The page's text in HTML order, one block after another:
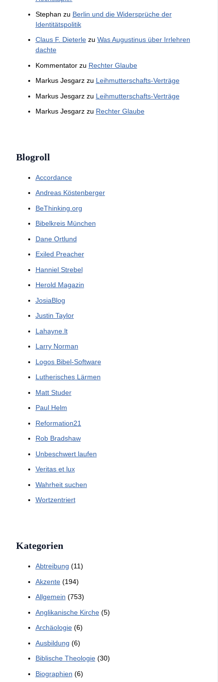
Stephan zu Berlin und die Widersprüche der
Identitätspolitik
Claus F. Dieterlezu Was Augustinus über Irrlehren
dachte
Kommentatorzu Rechter Glaube
Markus Jesgarzzu Leihmutterschafts-Verträge
Markus Jesgarzzu Leihmutterschafts-Verträge
Markus Jesgarzzu Rechter Glaube
Blogroll
Accordance
Andreas Köstenberger
BeThinking.org
Bibelkreis München
Dane Ortlund
Exiled Preacher
Hanniel Strebel
Herold Magazin
JosiaBlog
Justin Taylor
Lahayne.lt
Larry Norman
Logos Bibel-Software
Lutherisches Lärmen
Matt Studer
Paul Helm
Reformation21
Rob Bradshaw
Unbeschwert laufen
Veritas et lux
Wahrheit suchen
Wortzentriert
Kategorien
Abtreibung (11)
Akzente(194)
Allgemein (753)
Anglikanische Kirche(5)
Archäologie(6)
Ausbildung (6)
Biblische Theologie(30)
Biographien (6)